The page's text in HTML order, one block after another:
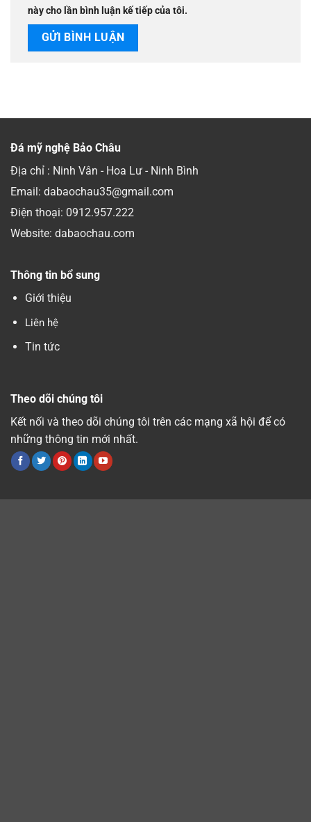
này cho lần bình luận kế tiếp của tôi.
Đá mỹ nghệ Bảo Châu
Địa chỉ : Ninh Vân - Hoa Lư - Ninh Bình
Email: dabaochau35@gmail.com
Điện thoại: 0912.957.222
Website: dabaochau.com
Thông tin bổ sung
Giới thiệu
Liên hệ
Tin tức
Theo dõi chúng tôi
Kết nối và theo dõi chúng tôi trên các mạng xã hội để có
những thông tin mới nhất.